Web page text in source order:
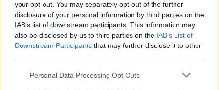
your opt-out. You may separately opt-out of the further
disclosure of your personal information by third parties on the
IAB’s list of downstream participants. This information may
also be disclosed by us to third parties on the IAB’s List of
Downstream Participants that may further disclose it to other
Please note that this website/app uses one or more Google
Personal Data Processing Opt Outs